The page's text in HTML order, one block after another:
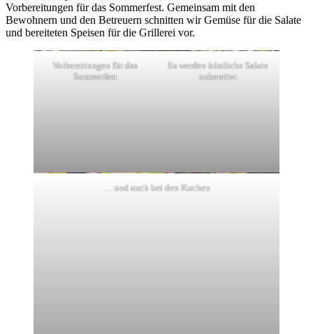
Vorbereitungen für das Sommerfest. Gemeinsam mit den
Bewohnern und den Betreuern schnitten wir Gemüse für die Salate
und bereiteten Speisen für die Grillerei vor.
Vorbereitungen für das
Sommerfest
Es werden köstliche Salate
zubereitet
… und auch bei den Kuchen